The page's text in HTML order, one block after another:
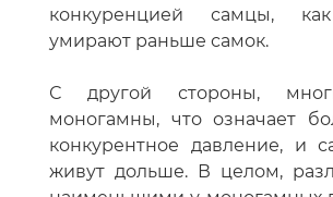
конкуренцией самцы,
умирают раньше самок.
С другой стороны,
моногамны, что означает
конкурентное давление, и
живут дольше. В целом,